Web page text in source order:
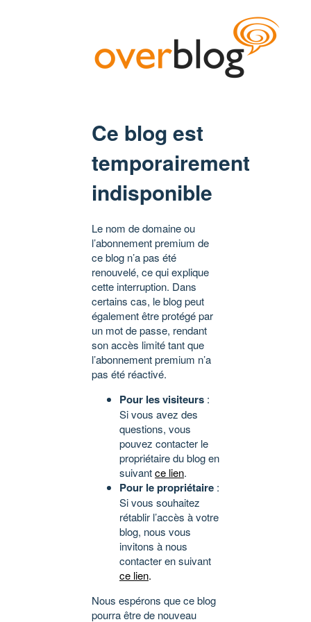
Ce blog est
temporairement
indisponible
Le nom de domaine ou
l’abonnement premium de
ce blog n’a pas été
renouvelé, ce qui explique
cette interruption. Dans
certains cas, le blog peut
également être protégé par
un mot de passe, rendant
son accès limité tant que
l’abonnement premium n’a
pas été réactivé.
Pour les visiteurs :
Si vous avez des
questions, vous
pouvez contacter le
propriétaire du blog en
suivantce lien.
Pour le propriétaire :
Si vous souhaitez
rétablir l’accès à votre
blog, nous vous
invitons à nous
contacter en suivant
ce lien.
Nous espérons que ce blog
pourra être de nouveau